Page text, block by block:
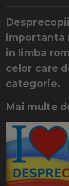
importanta
in limba
celor care
categorie.
Mai multe